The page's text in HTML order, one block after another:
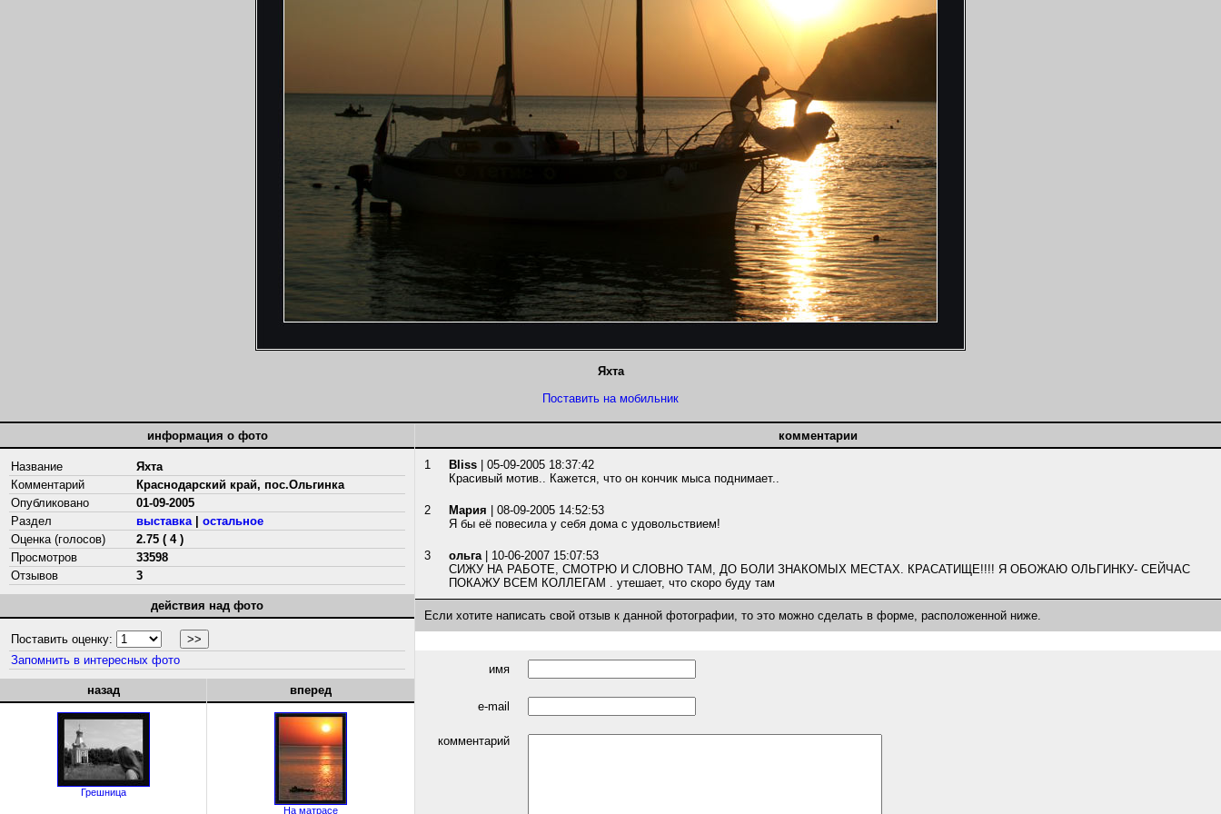
Яхта
Поставить на мобильник
информация о фото
Название
Яхта
Комментарий
Краснодарский край, пос.Ольгинка
Опубликовано
01-09-2005
Раздел
выставка| остальное
Оценка (голосов)
2.75 ( 4 )
Просмотров
33598
Отзывов
3
действия над фото
Поставить оценку:
Запомнить в интересных фото
назад
Грешница
вперед
На матрасе
комментарии
1 Bliss | 05-09-2005 18:37:42
Красивый мотив.. Кажется, что он кончик мыса поднимает..
2 Мария | 08-09-2005 14:52:53
Я бы её повесила у себя дома с удовольствием!
3 oльга| 10-06-2007 15:07:53
СИЖУ НА РАБОТЕ, СМОТРЮ И СЛОВНО ТАМ, ДО БОЛИ ЗНАКОМЫХ МЕСТАХ. КРАСАТИЩЕ!!!! Я ОБОЖАЮ ОЛЬГИНКУ- СЕЙЧАС
ПОКАЖУ ВСЕМ КОЛЛЕГАМ . утешает, что скоро буду там
Если хотите написать свой отзыв к данной фотографии, то это можно сделать в форме, расположенной ниже.
имя
e-mail
комментарий